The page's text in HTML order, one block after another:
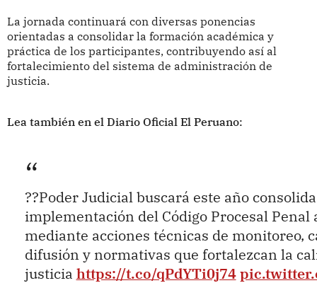
La jornada continuará con diversas ponencias
orientadas a consolidar la formación académica y
práctica de los participantes, contribuyendo así al
fortalecimiento del sistema de administración de
justicia.
Lea también en el Diario Oficial El Peruano:
??Poder Judicial buscará este año
implementación del Código Procesal Penal
mediante acciones técnicas de monitoreo,
difusión y normativas que fortalezcan la
justicia https://t.co/qPdYTi0j74